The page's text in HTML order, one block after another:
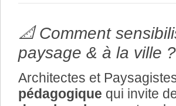
📐 Comment
paysage & à la ville ?
Architectes et
pédagogique qui invite